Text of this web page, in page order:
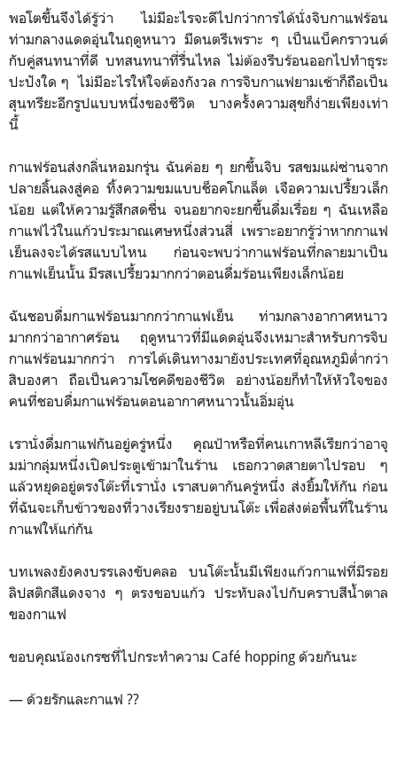
พอโตขึ้นจึงได้รู้ว่า ไม่มีอะไรจะดีไปกว่าการได้นั่งจิบกาแฟร้อน
ท่ามกลางแดดอุ่นในฤดูหนาว มีดนตรีเพราะ ๆ เป็นแบ็คกราวนด์
กับคู่สนทนาที่ดี บทสนทนาที่รื่นไหล ไม่ต้องรีบร้อนออกไปทำธุระ
ปะปังใด ๆ ไม่มีอะไรให้ใจต้องกังวล การจิบกาแฟยามเช้าก็ถือเป็น
สุนทรียะอีกรูปแบบหนึ่งของชีวิต บางครั้งความสุขก็ง่ายเพียงเท่า
นี้
กาแฟร้อนส่งกลิ่นหอมกรุ่น ฉันค่อย ๆ ยกขึ้นจิบ รสขมแผ่ซ่านจาก
ปลายลิ้นลงสู่คอ ทิ้งความขมแบบช็อคโกแล็ต เจือความเปรี้ยวเล็ก
น้อย แต่ให้ความรู้สึกสดชื่น จนอยากจะยกขึ้นดื่มเรื่อย ๆ ฉันเหลือ
กาแฟไว้ในแก้วประมาณเศษหนึ่งส่วนสี่ เพราะอยากรู้ว่าหากกาแฟ
เย็นลงจะได้รสแบบไหน ก่อนจะพบว่ากาแฟร้อนที่กลายมาเป็น
กาแฟเย็น​นั้น มีรสเปรี้ยวมากกว่าตอนดื่มร้อนเพียงเล็กน้อย
ฉันชอบดื่มกาแฟร้อนมากกว่ากาแฟเย็น ท่ามกลางอากาศหนาว
มากกว่าอากาศร้อน ฤดูหนาวที่มีแดดอุ่นจึงเหมาะสำหรับการจิบ
กาแฟร้อนมากกว่า การได้เดินทางมายังประเทศที่อุณหภูมิต่ำกว่า
สิบองศา ถือเป็นความโชคดีของชีวิต อย่างน้อยก็ทำให้หัวใจของ
คนที่ชอบดื่มกาแฟร้อนตอนอากาศ​หนาวนั้นอิ่มอุ่น
เรานั่งดื่มกาแฟกันอยู่ครู่หนึ่ง คุณป้าหรือที่คนเกาหลีเรียกว่าอาจุ
มม่ากลุ่มหนึ่งเปิดประตูเข้ามาในร้าน เธอกวาดสายตาไปรอบ ๆ
แล้วหยุดอยู่ตรงโต๊ะที่เรานั่ง เราสบตากันครู่หนึ่ง ส่งยิ้มให้กัน ก่อน
ที่ฉันจะเก็บข้าวของที่วางเรียงรายอยู่​บนโต๊ะ เพื่อส่งต่อพื้นที่​ในร้าน
กาแฟให้แก่กัน
บทเพลงยังคงบรรเลงขับคลอ บนโต๊ะนั้นมีเพียงแก้วกาแฟที่มีรอย
ลิปสติกสีแดงจาง ๆ ตรงขอบแก้ว ประทับลงไปกับคราบสีน้ำตาล
ของกาแฟ
ขอบคุณน้องเกรซที่ไปกระทำความ Café hopping ด้วยกันนะ
— ด้วยรักและกาแฟ ??